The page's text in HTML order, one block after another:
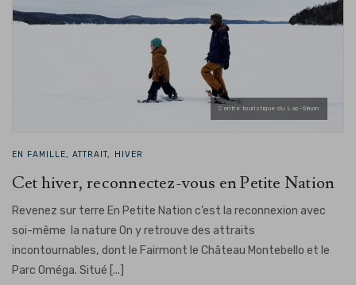
Centre touristique du Lac-Simon
EN FAMILLE, ATTRAIT, HIVER
Cet hiver, reconnectez-vous en Petite Nation
Revenez sur terre En Petite Nation c’est la reconnexion avec
soi-même la nature On y retrouve des attraits
incontournables, dont le Fairmont le Château Montebello et le
Parc Oméga. Situé [...]